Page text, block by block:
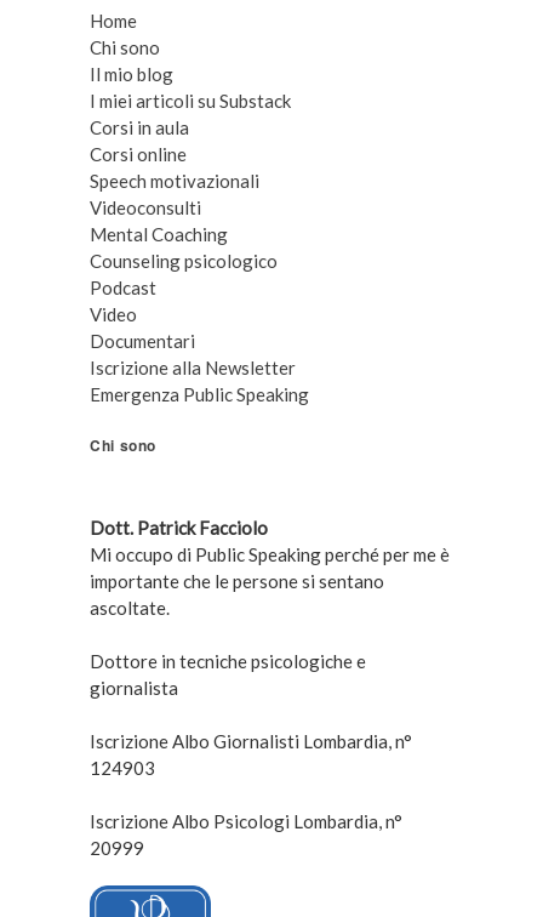
Home
Chi sono
Il mio blog
I miei articoli su Substack
Corsi in aula
Corsi online
Speech motivazionali
Videoconsulti
Mental Coaching
Counseling psicologico
Podcast
Video
Documentari
Iscrizione alla Newsletter
Emergenza Public Speaking
Chi sono
Dott. Patrick Facciolo
Mi occupo di Public Speaking perché per me è
importante che le persone si sentano
ascoltate.
Dottore in tecniche psicologiche e
giornalista
Iscrizione Albo Giornalisti Lombardia, n°
124903
Iscrizione Albo Psicologi Lombardia, n°
20999